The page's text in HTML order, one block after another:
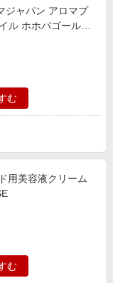
ジャパン アロマプ
ル ホホバゴールデ
ホバゴー
む
用美容液クリーム
む